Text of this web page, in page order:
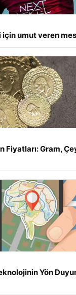
için umut veren
Fiyatları: Gram,
Yön